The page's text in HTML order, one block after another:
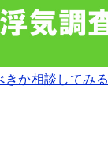
きか相談してみる